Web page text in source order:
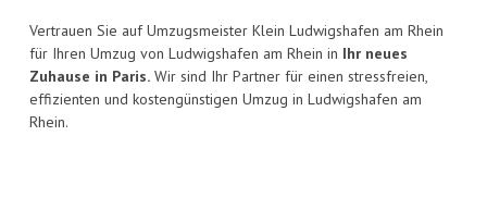
Vertrauen Sie auf Umzugsmeister Klein Ludwigshafen am Rhein
für Ihren Umzug von Ludwigshafen am Rhein in Ihr neues
Zuhause in Paris. Wir sind Ihr Partner für einen stressfreien,
effizienten und kostengünstigen Umzug in Ludwigshafen am
Rhein.